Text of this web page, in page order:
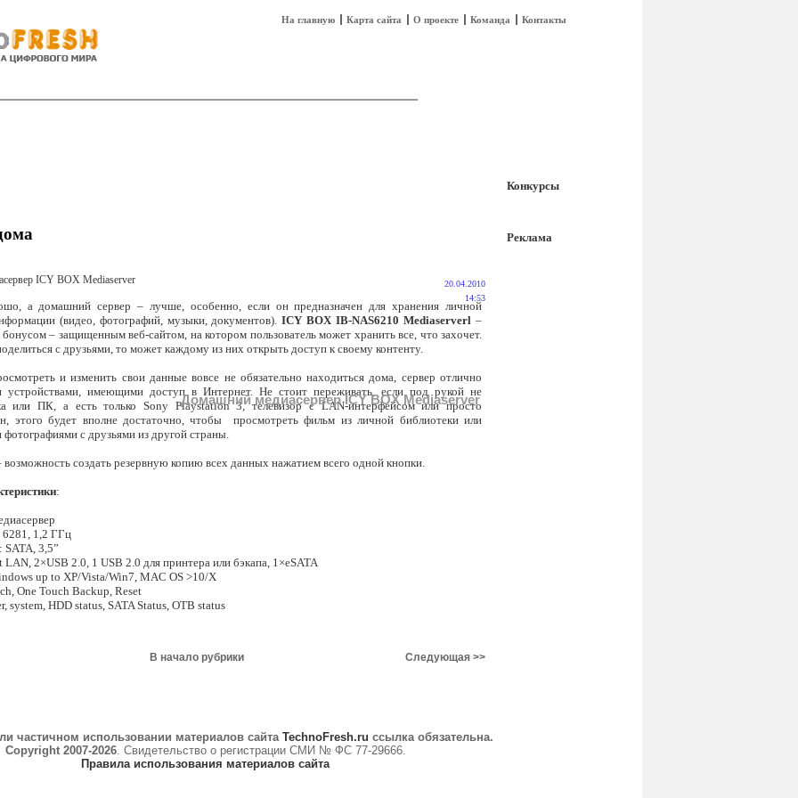
На главную Карта сайта О проекте Команда Контакты
Домашний медиасервер ICY BOX Mediaserver
20.04.2010
14:53
а домашний сервер – лучше, особенно, если он предназначен для хранения личной
(видео, фотографий, музыки, документов). ICY BOX IB-NAS6210 Mediaserverl –
– защищенным веб-сайтом, на котором пользователь может хранить все, что захочет.
с друзьями, то может каждому из них открыть доступ к своему контенту.
и изменить свои данные вовсе не обязательно находиться дома, сервер отлично
устройствами, имеющими доступ в Интернет. Не стоит переживать, если под рукой не
или ПК, а есть только Sony Playstation 3, телевизор с LAN-интерфейсом или просто
этого будет вполне достаточно, чтобы просмотреть фильм из личной библиотеки или
с друзьями из другой страны.
создать резервную копию всех данных нажатием всего одной кнопки.
:
1,2 ГГц
: SATA, 3,5”
LAN, 2×USB 2.0, 1 USB 2.0 для принтера или бэкапа, 1×eSATA
up to XP/Vista/Win7, MAC OS >10/X
One Touch Backup, Reset
system, HDD status, SATA Status, OTB status
В начало рубрики Следующая >>
Конкурсы
Реклама
частичном использовании материалов сайта TechnoFresh.ru ссылка обязательна.
Copyright 2007-2026. Свидетельство о регистрации СМИ № ФС 77-29666.
Правила использования материалов сайта